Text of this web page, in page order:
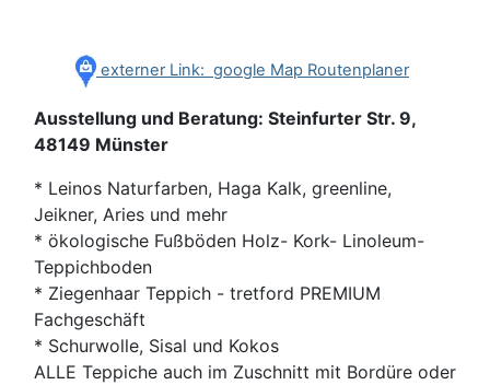
externer Link: google Map Routenplaner
Ausstellung und Beratung: Steinfurter Str. 9,
48149 Münster
* Leinos Naturfarben, Haga Kalk, greenline,
Jeikner, Aries und mehr
* ökologische Fußböden Holz- Kork- Linoleum-
Teppichboden
* Ziegenhaar Teppich - tretford PREMIUM
Fachgeschäft
* Schurwolle, Sisal und Kokos
ALLE Teppiche auch im Zuschnitt mit Bordüre oder